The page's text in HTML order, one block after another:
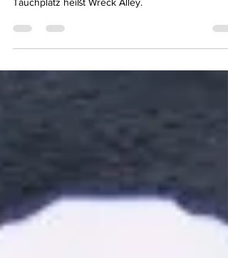
British Virgin Islands liegen mehrere Wracks. Der
Tauchplatz heißt Wreck Alley.